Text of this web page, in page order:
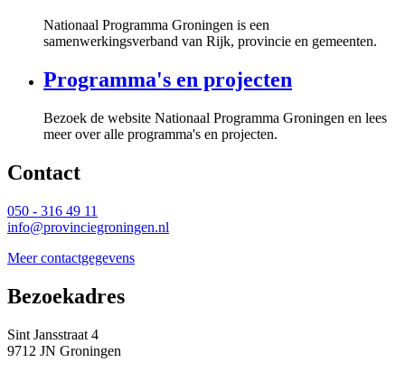
Nationaal Programma Groningen is een
samenwerkingsverband van Rijk, provincie en gemeenten.
Programma's en projecten
Bezoek de website Nationaal Programma Groningen en lees
meer over alle programma's en projecten.
Contact
050 - 316 49 11
info@provinciegroningen.nl
Meer contactgegevens
Bezoekadres
Sint Jansstraat 4
9712 JN Groningen